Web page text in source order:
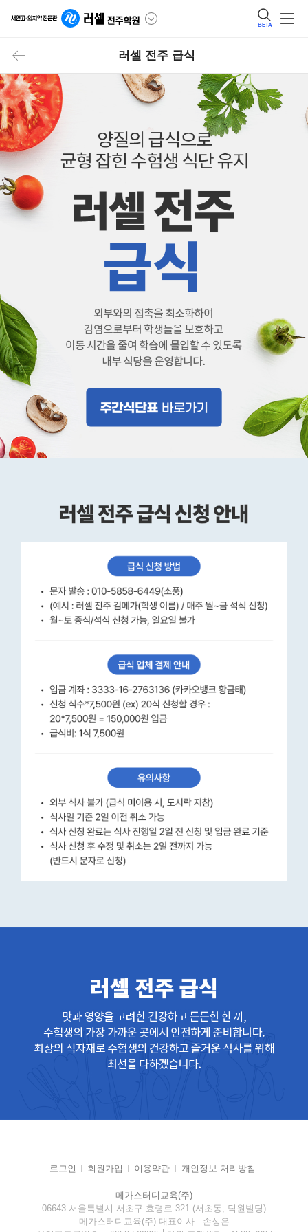
BETA
러셀 전주 급식
로그인 회원가입 이용약관 개인정보 처리방침
메가스터디교육(주)
06643 서울특별시 서초구 효령로 321 (서초동, 덕원빌딩)
메가스터디교육(주) 대표이사 : 손성은